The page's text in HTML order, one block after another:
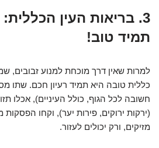
3. בריאות העין
תמיד טוב!
למרות שאין דרך מוכחת למנוע זבובים,
כללית טובה היא תמיד רעיון חכם. שתו
חשובה לכל הגוף, כולל העיניים), אכלו
(ירקות ירוקים, פירות יער), וקחו
מזיקים, ורק יכולים לעזור.